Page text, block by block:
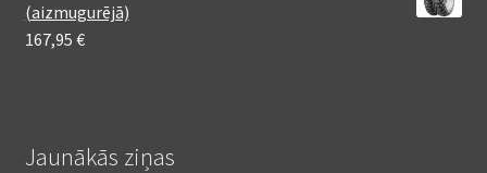
(aizmugurējā)
167,95 €
Jaunākās ziņas